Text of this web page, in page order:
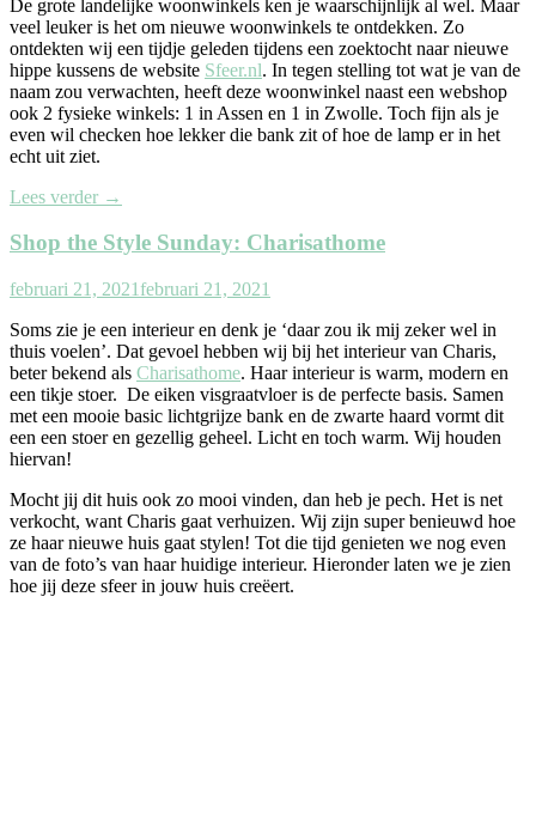
De grote landelijke woonwinkels ken je waarschijnlijk al wel. Maar
veel leuker is het om nieuwe woonwinkels te ontdekken. Zo
ontdekten wij een tijdje geleden tijdens een zoektocht naar nieuwe
hippe kussens de website Sfeer.nl. In tegen stelling tot wat je van de
naam zou verwachten, heeft deze woonwinkel naast een webshop
ook 2 fysieke winkels: 1 in Assen en 1 in Zwolle. Toch fijn als je
even wil checken hoe lekker die bank zit of hoe de lamp er in het
echt uit ziet.
Lees verder →
Shop the Style Sunday: Charisathome
februari 21, 2021februari 21, 2021
Soms zie je een interieur en denk je ‘daar zou ik mij zeker wel in
thuis voelen’. Dat gevoel hebben wij bij het interieur van Charis,
beter bekend als Charisathome. Haar interieur is warm, modern en
een tikje stoer. De eiken visgraatvloer is de perfecte basis. Samen
met een mooie basic lichtgrijze bank en de zwarte haard vormt dit
een een stoer en gezellig geheel. Licht en toch warm. Wij houden
hiervan!
Mocht jij dit huis ook zo mooi vinden, dan heb je pech. Het is net
verkocht, want Charis gaat verhuizen. Wij zijn super benieuwd hoe
ze haar nieuwe huis gaat stylen! Tot die tijd genieten we nog even
van de foto’s van haar huidige interieur. Hieronder laten we je zien
hoe jij deze sfeer in jouw huis creëert.